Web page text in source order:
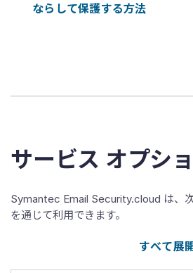
ならして保護する方法
サービス オプシ
Symantec Email Security.cloud は、
を通じて利用できます。
すべて展